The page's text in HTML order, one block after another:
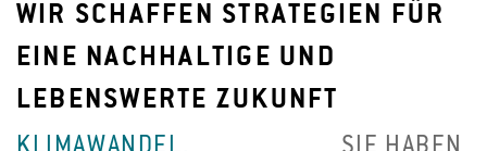
WIR SCHAFFEN STRATEGIEN FÜR
EINE NACHHALTIGE UND
LEBENSWERTE ZUKUNFT